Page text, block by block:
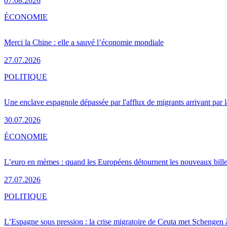
Merci la Chine : elle a sauvé l’économie mondiale
27.07.2026
ÉCONOMIE
Une enclave espagnole dépassée par l'afflux de migrants arrivant par
30.07.2026
POLITIQUE
L’euro en mèmes : quand les Européens détournent les nouveaux
27.07.2026
ÉCONOMIE
L’Espagne sous pression : la crise migratoire de Ceuta met Schengen
POLITIQUE